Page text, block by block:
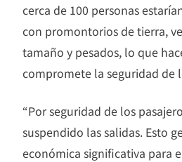
cerca de 100 personas
con promontorios de tierra,
tamaño y pesados, lo que
compromete la seguridad de
“Por seguridad de los
suspendido las salidas. Esto
económica significativa para